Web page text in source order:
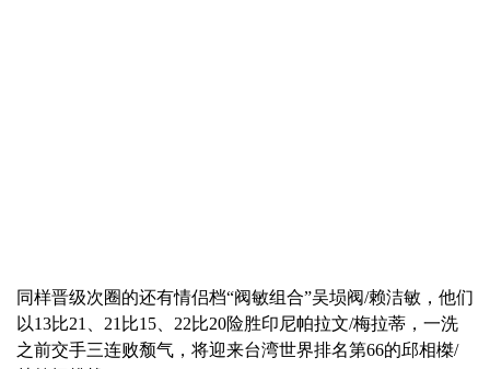
同样晋级次圈的还有情侣档“阀敏组合”吴埙阀/赖洁敏，他们
以13比21、21比15、22比20险胜印尼帕拉文/梅拉蒂，一洗
之前交手三连败颓气，将迎来台湾世界排名第66的邱相榤/